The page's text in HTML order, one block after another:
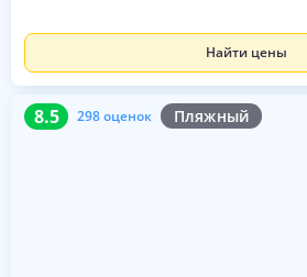
Найти цены
8.5 298 оценок Пляжный
8.5 298 оценок